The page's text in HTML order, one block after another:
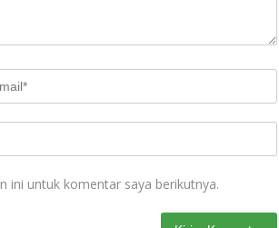
ini untuk komentar saya berikutnya.